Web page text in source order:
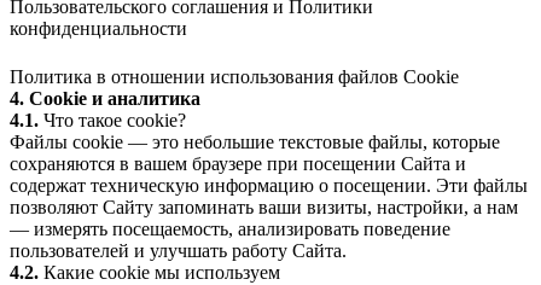
Пользовательского соглашения и Политики
конфиденциальности
Политика в отношении использования файлов Cookie
4. Cookie и аналитика
4.1. Что такое cookie?
Файлы cookie — это небольшие текстовые файлы, которые
сохраняются в вашем браузере при посещении Сайта и
содержат техническую информацию о посещении. Эти файлы
позволяют Сайту запоминать ваши визиты, настройки, а нам
— измерять посещаемость, анализировать поведение
пользователей и улучшать работу Сайта.
4.2. Какие cookie мы используем